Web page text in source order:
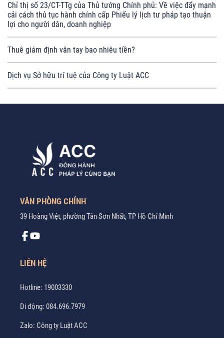
Chỉ thị số 23/CT-TTg của Thủ tướng Chính phủ: Về việc đẩy mạnh
cải cách thủ tục hành chính cấp Phiếu lý lịch tư pháp tạo thuận
lợi cho người dân, doanh nghiệp
Thuê giám định vân tay bao nhiêu tiền?
Dịch vụ Sở hữu trí tuệ của Công ty Luật ACC
VĂN PHÒNG CHÍNH
39 Hoàng Việt, phường Tân Sơn Nhất, TP Hồ Chí Minh
LIÊN HỆ
Hotline: 19003330
Di động: 084.696.7979
Zalo: Công ty Luật ACC